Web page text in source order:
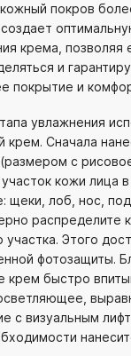
покров
крема, позволяя
и
покрытие и
увлажнения
крем. Сначала
с
кожи лица
щеки, лоб, нос,
распределите
участка. Этого
фотозащиты.
крем быстро
с визуальным